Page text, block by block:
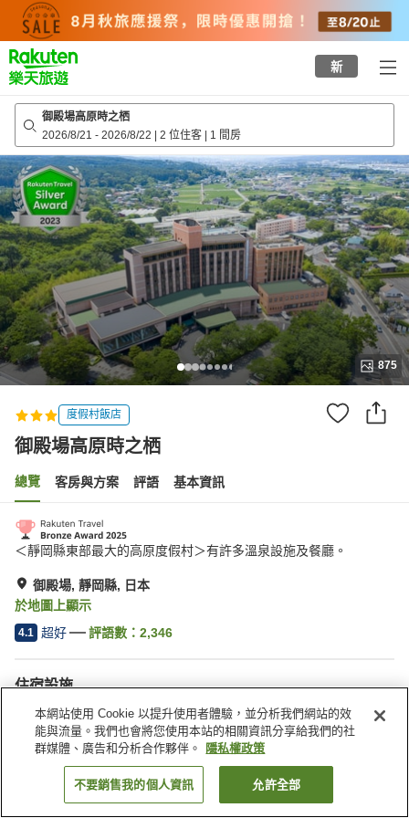
top
page
新
御殿場高原時之栖
2026/8/21 - 2026/8/22 | 2 位住客 | 1 間房
875
度假村飯店
御殿場高原時之栖
總覽 客房與方案 評語 基本資訊
＜靜岡縣東部最大的高原度假村＞有許多溫泉設施及餐廳。
御殿場, 靜岡縣, 日本
於地圖上顯示
4.1 超好 評語數： 2,346
住宿設施
停車場
按摩浴缸
三溫暖
健身房
日本 靜岡縣 御殿場 御殿場高原時之栖
找客房
本網站使用 Cookie 以提升使用者體驗，並分析我們網站的效
能與流量。我們也會將您使用本站的相關資訊分享給我們的社
群媒體、廣告和分析合作夥伴。
隱私權政策
不要銷售我的個人資訊 允許全部